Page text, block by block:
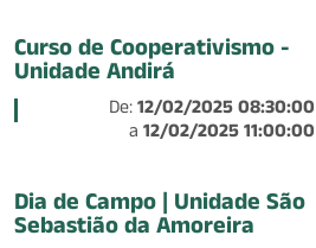
Curso de Cooperativismo -
Unidade Andirá
De:12/02/2025 08:30:00
a12/02/2025 11:00:00
Dia de Campo | Unidade São
Sebastião da Amoreira